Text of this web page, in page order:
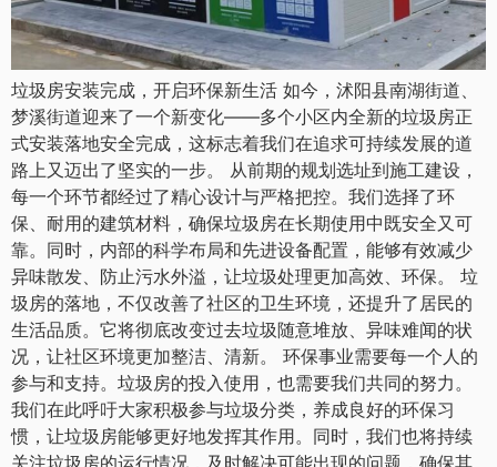
垃圾房安装完成，开启环保新生活 如今，沭阳县南湖街道、
梦溪街道迎来了一个新变化——多个小区内全新的垃圾房正
式安装落地安全完成，这标志着我们在追求可持续发展的道
路上又迈出了坚实的一步。 从前期的规划选址到施工建设，
每一个环节都经过了精心设计与严格把控。我们选择了环
保、耐用的建筑材料，确保垃圾房在长期使用中既安全又可
靠。同时，内部的科学布局和先进设备配置，能够有效减少
异味散发、防止污水外溢，让垃圾处理更加高效、环保。 垃
圾房的落地，不仅改善了社区的卫生环境，还提升了居民的
生活品质。它将彻底改变过去垃圾随意堆放、异味难闻的状
况，让社区环境更加整洁、清新。 环保事业需要每一个人的
参与和支持。垃圾房的投入使用，也需要我们共同的努力。
我们在此呼吁大家积极参与垃圾分类，养成良好的环保习
惯，让垃圾房能够更好地发挥其作用。同时，我们也将持续